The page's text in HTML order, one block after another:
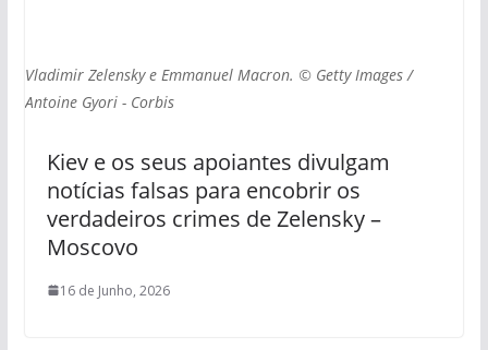
Vladimir Zelensky e Emmanuel Macron. © Getty Images /
Antoine Gyori - Corbis
Kiev e os seus apoiantes divulgam
notícias falsas para encobrir os
verdadeiros crimes de Zelensky –
Moscovo
16 de Junho, 2026